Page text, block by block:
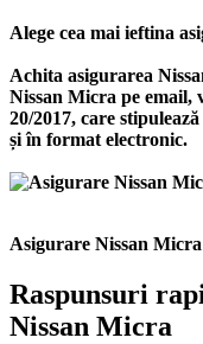
Alege cea mai ieftina
Achita asigurarea
Nissan Micra pe email,
20/2017, care
și în format electronic.
Asigurare Nissan Micra
Raspunsuri
Nissan Micra